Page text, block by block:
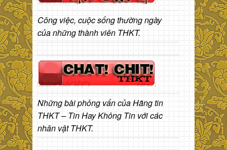
Công việc, cuộc sống thường ngày
của những thành viên THKT.
Những bài phỏng vấn của Hãng tin
THKT – Tin Hay Không Tin với các
nhân vật THKT.